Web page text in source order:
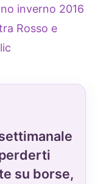
inverno 2016
Rosso e
su borse,